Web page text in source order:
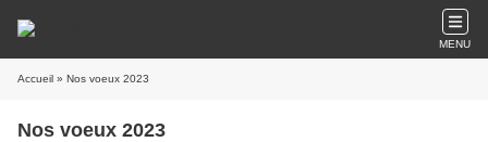
MENU
Accueil » Nos voeux 2023
Nos voeux 2023